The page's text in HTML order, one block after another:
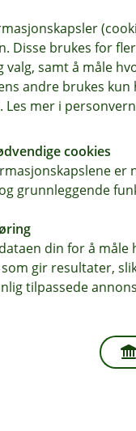
totalt for
Disse brukes for
valg, samt å måle
andre brukes
Les mer i
cookies
er
grunnleggende
din for å
gir resultater,
tilpassede